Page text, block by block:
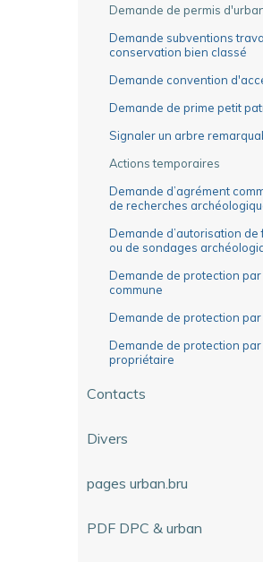
Demande de permis
Demande subventions
conservation bien classé
Demande convention
Demande de prime petit
Signaler un arbre
Actions temporaires
Demande d’agrément
de recherches
Demande d’autorisation de
ou de sondages
Demande de protection par
commune
Demande de protection par
Demande de protection par
propriétaire
Contacts
Divers
pages urban.bru
PDF DPC & urban